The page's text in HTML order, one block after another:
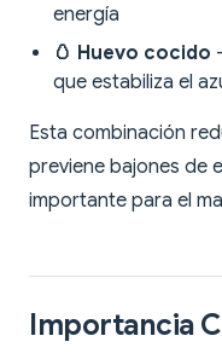
energía
🥚 Huevo cocido
que estabiliza el
Esta combinación
previene bajones de
importante para el
Importancia